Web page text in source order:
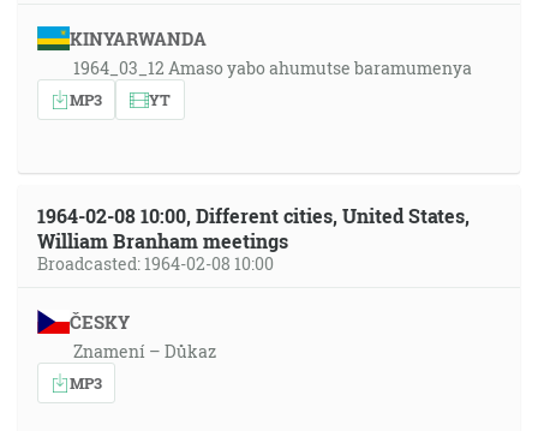
KINYARWANDA
1964_03_12 Amaso yabo ahumutse baramumenya
MP3 YT
1964-02-08 10:00, Different cities, United States,
William Branham meetings
Broadcasted: 1964-02-08 10:00
ČESKY
Znamení – Důkaz
MP3